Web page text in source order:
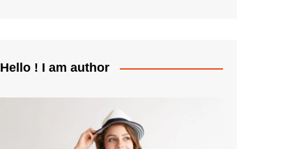
Hello ! I am author